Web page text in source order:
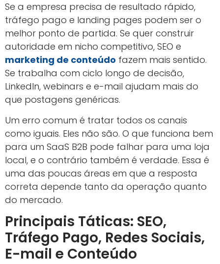
Se a empresa precisa de resultado rápido,
tráfego pago e landing pages podem ser o
melhor ponto de partida. Se quer construir
autoridade em nicho competitivo, SEO e
marketing de conteúdo fazem mais sentido.
Se trabalha com ciclo longo de decisão,
LinkedIn, webinars e e-mail ajudam mais do
que postagens genéricas.
Um erro comum é tratar todos os canais
como iguais. Eles não são. O que funciona bem
para um SaaS B2B pode falhar para uma loja
local, e o contrário também é verdade. Essa é
uma das poucas áreas em que a resposta
correta depende tanto da operação quanto
do mercado.
Principais Táticas: SEO,
Tráfego Pago, Redes Sociais,
E-mail e Conteúdo